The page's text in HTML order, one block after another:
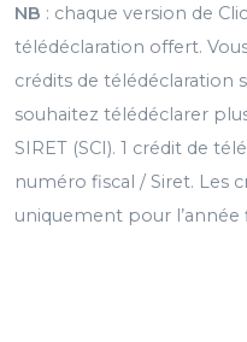
NB : chaque version de
télédéclaration offert.
crédits de télédéclaration
souhaitez télédéclarer
SIRET (SCI). 1 crédit de
numéro fiscal / Siret. Les
uniquement pour l’année